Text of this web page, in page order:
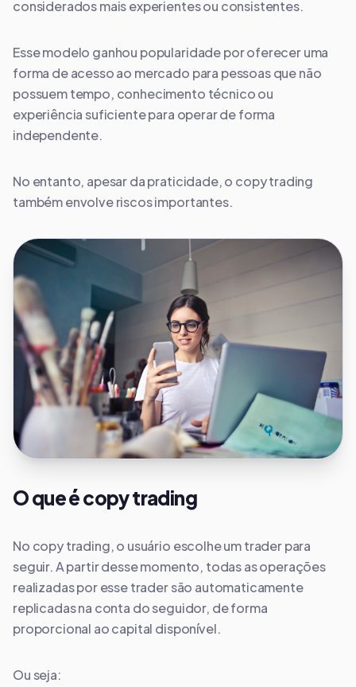
considerados mais experientes ou consistentes.
Esse modelo ganhou popularidade por oferecer uma
forma de acesso ao mercado para pessoas que não
possuem tempo, conhecimento técnico ou
experiência suficiente para operar de forma
independente.
No entanto, apesar da praticidade, o copy trading
também envolve riscos importantes.
O que é copy trading
No copy trading, o usuário escolhe um trader para
seguir. A partir desse momento, todas as operações
realizadas por esse trader são automaticamente
replicadas na conta do seguidor, de forma
proporcional ao capital disponível.
Ou seja: